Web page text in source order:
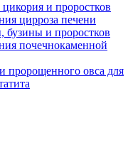
и проростков
цирроза печени
бузины и проростков
почечнокаменной
пророщенного овса для